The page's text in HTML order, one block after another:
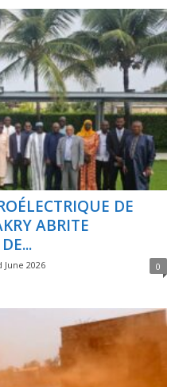
DE
ABRITE
June 2026 0